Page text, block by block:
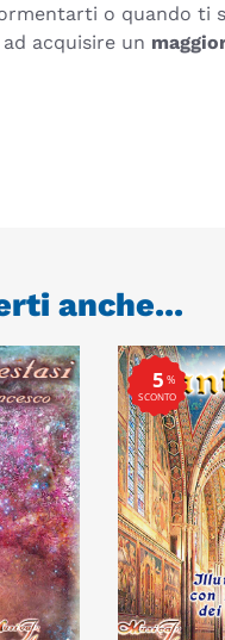
o quando ti
acquisire un
anche...
%
SCONTO
5